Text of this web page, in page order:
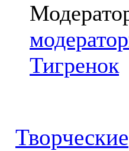
Тигренок
Творческие